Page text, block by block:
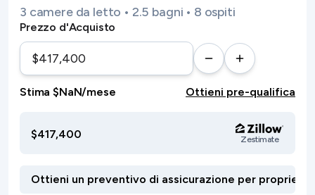
3 camere da letto • 2.5 bagni • 8 ospiti
Prezzo d'Acquisto
Stima $NaN/mese Ottieni pre-qualifica
$417,400 Zestimate